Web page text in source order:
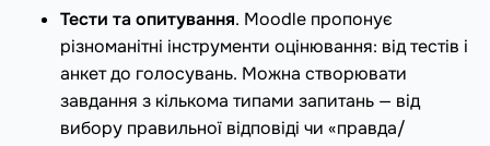
Тести та опитування. Moodle пропонує
різноманітні інструменти оцінювання: від тестів і
анкет до голосувань. Можна створювати
завдання з кількома типами запитань — від
вибору правильної відповіді чи «правда/